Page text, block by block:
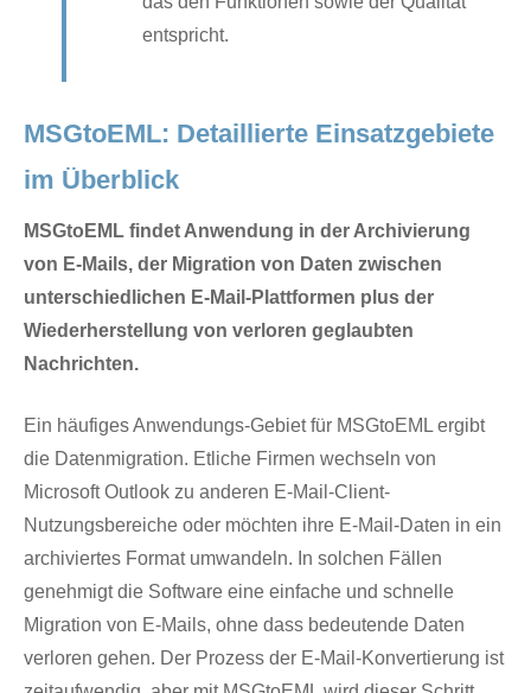
entspricht.
MSGtoEML: Detaillierte Einsatzgebiete
im Überblick
MSGtoEML findet Anwendung in der Archivierung
von E-Mails, der Migration von Daten zwischen
unterschiedlichen E-Mail-Plattformen plus der
Wiederherstellung von verloren geglaubten
Nachrichten.
Ein häufiges Anwendungs-Gebiet für MSGtoEML ergibt
die Datenmigration. Etliche Firmen wechseln von
Microsoft Outlook zu anderen E-Mail-Client-
Nutzungsbereiche oder möchten ihre E-Mail-Daten in ein
archiviertes Format umwandeln. In solchen Fällen
genehmigt die Software eine einfache und schnelle
Migration von E-Mails, ohne dass bedeutende Daten
verloren gehen. Der Prozess der E-Mail-Konvertierung ist